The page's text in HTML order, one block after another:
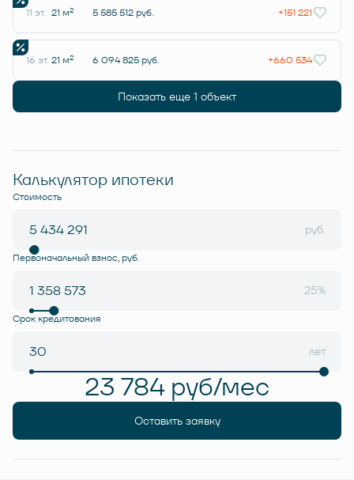
11 эт. 21 м2 5 585 512 руб. +151 221
16 эт. 21 м2 6 094 825 руб. +660 534
Показать еще 1 объект
Калькулятор ипотеки
Стоимость
руб.
Первоначальный взнос, руб.
25%
Срок кредитования
лет
23 784 руб/мес
Оставить заявку